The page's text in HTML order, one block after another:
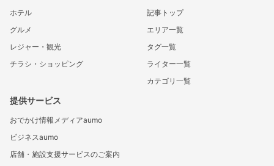
ホテル
グルメ
レジャー・観光
チラシ・ショッピング
記事トップ
エリア一覧
タグ一覧
ライター一覧
カテゴリ一覧
提供サービス
おでかけ情報メディアaumo
ビジネスaumo
店舗・施設支援サービスのご案内